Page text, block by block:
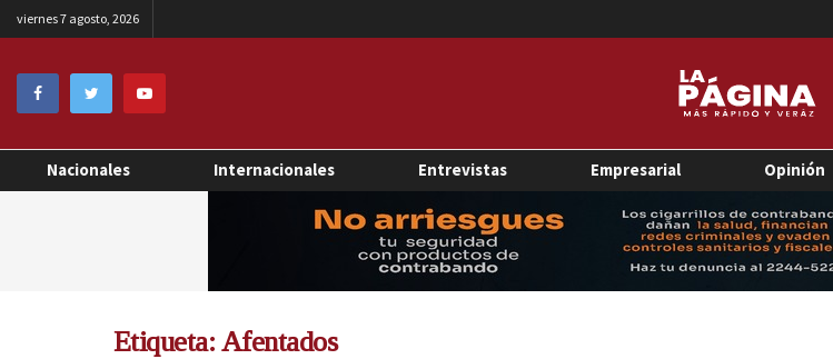
viernes 7 agosto, 2026
Nacionales Internacionales Entrevistas Empresarial Opinión
Etiqueta: Afentados